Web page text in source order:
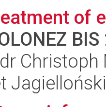
of
BIS
Christoph